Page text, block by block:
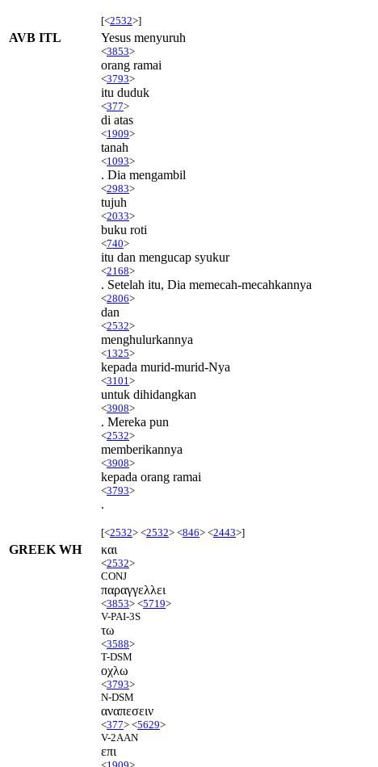
[<2532>]
AVB ITL Yesus menyuruh
<3853>
orang ramai
<3793>
itu duduk
<377>
di atas
<1909>
tanah
<1093>
. Dia mengambil
<2983>
tujuh
<2033>
buku roti
<740>
itu dan mengucap syukur
<2168>
. Setelah itu, Dia memecah-mecahkannya
<2806>
dan
<2532>
menghulurkannya
<1325>
kepada murid-murid-Nya
<3101 >
untuk dihidangkan
<3908>
. Mereka pun
<2532>
memberikannya
<3908>
kepada orang ramai
<3793>
.
[<2532> <2532> <846> <2443>]
GREEK WH και
<2532>
CONJ
παραγγελλει
<3853> <5719>
V-PAI-3S
τω
<3588>
T-DSM
οχλω
<3793>
N-DSM
αναπεσειν
<377> <5629>
V-2AAN
επι